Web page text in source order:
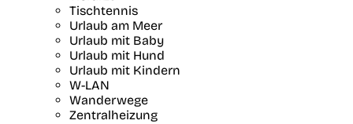
Tischtennis
Urlaub am Meer
Urlaub mit Baby
Urlaub mit Hund
Urlaub mit Kindern
W-LAN
Wanderwege
Zentralheizung